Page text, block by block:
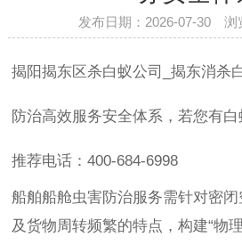
发布日期：2026-07-30 浏
揭阳揭东区杀白蚁公司_揭东消杀
防治高效服务安全体系，若您有
推荐电话：400-684-6998
船舶船舱虫害防治服务需针对密
及货物周转频繁的特点，构建“物